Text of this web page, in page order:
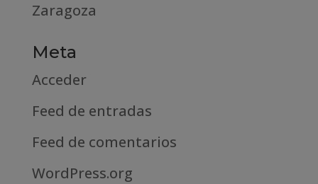
Zaragoza
Meta
Acceder
Feed de entradas
Feed de comentarios
WordPress.org